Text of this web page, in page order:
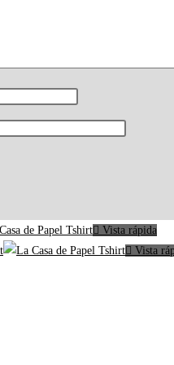
Vista rápida
Vista